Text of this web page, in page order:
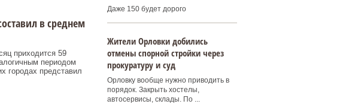
в среднем
приходится 59
периодом
городах представил
Даже 150 будет дорого
Жители Орловки добились
отмены спорной стройки через
прокуратуру и суд
Орловку вообще нужно приводить в
порядок. Закрыть хостелы,
автосервисы, склады. По ...